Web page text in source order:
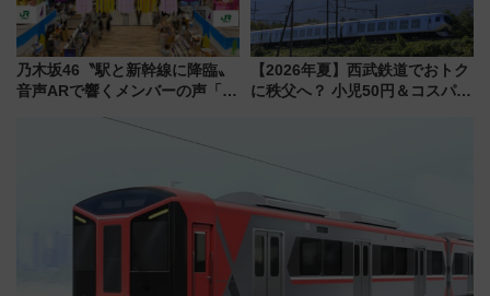
乃木坂46〝駅と新幹線に降臨〟
音声ARで響くメンバーの声「真
【2026年夏】西武鉄道でおトク
に秩父へ？ 小児50円＆コスパ最